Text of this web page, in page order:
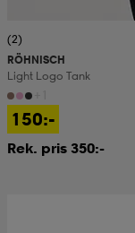
(2)
RÖHNISCH
Light Logo Tank
150:-
Rek. pris 350:-